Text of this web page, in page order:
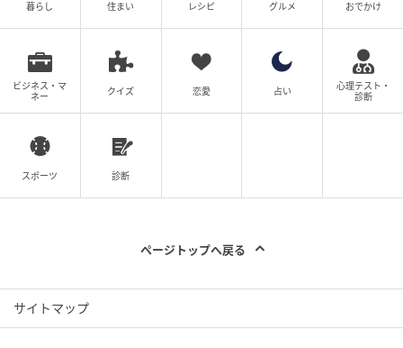
スープの風味が増す「長ネギ」、シャキシャキの「小
松菜」、甘さがマッチする「玉ねぎ」、コリコリの歯
ざわり「メンマ」と具沢山です。食感の異なる具材
が、コクのあるスープの良いアクセントになっていま
す。
とやさしいまろやかな味わいで、飽きることなく最後
ブラ感や重さはなく、すいすい飲んでしまうスープに
大満足です！
暮らし 住まい レシピ グルメ おでかけ
ビジネス・マ
ネー
クイズ 恋愛 占い
心理テスト・
診断
スポーツ 診断
ページトップへ戻る
サイトマップ